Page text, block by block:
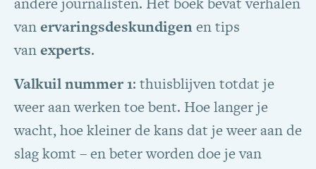
vanervaringsdeskundigenen tips
vanexperts.
Valkuil nummer 1: thuisblijven totdat je
weer aan werken toe bent. Hoe langer je
wacht, hoe kleiner de kans dat je weer aan de
slag komt – en beter worden doe je van